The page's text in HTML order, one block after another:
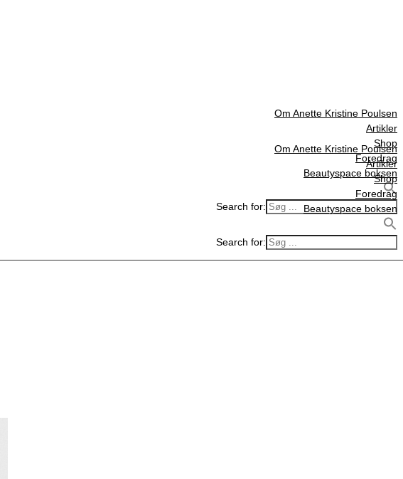
Om Anette Kristine Poulsen
Artikler
Shop
Foredrag
Beautyspace boksen
Search for:
Om Anette Kristine Poulsen
Artikler
Shop
Foredrag
Beautyspace boksen
Search for: